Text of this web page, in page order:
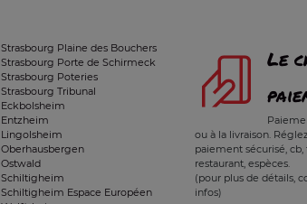
Strasbourg Plaine des Bouchers
Strasbourg Porte de Schirmeck
Strasbourg Poteries
Strasbourg Tribunal
Eckbolsheim
Entzheim
Lingolsheim
Oberhausbergen
Ostwald
Schiltigheim
Schiltigheim Espace Européen
Le
ou à la livraison.
paiement sécurisé,
restaurant, espèces.
(pour plus de détails,
infos)